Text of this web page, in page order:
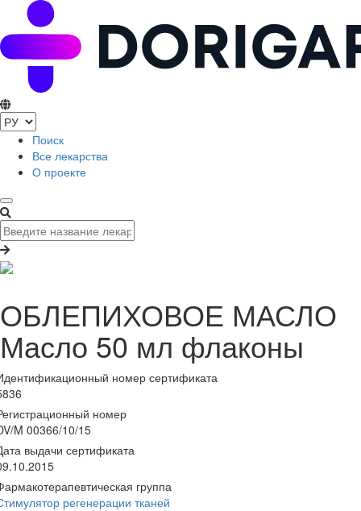
Поиск
Все лекарства
О проекте
ОБЛЕПИХОВОЕ МАСЛО
Масло 50 мл флаконы
номер сертификата
номер
M 00366/10/15
выдачи сертификата
группа
регенерации тканей